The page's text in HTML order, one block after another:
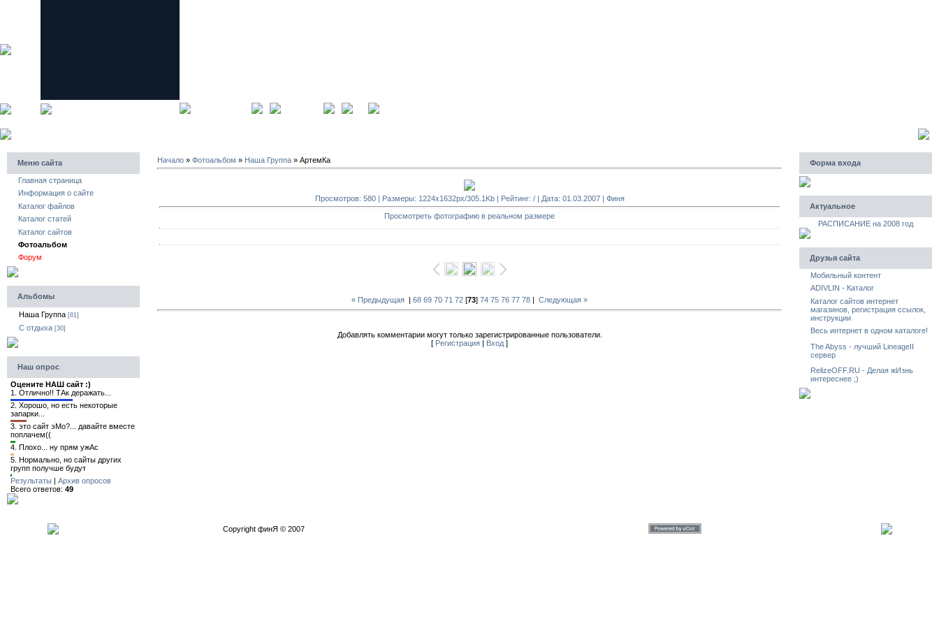
Меню сайта
Главная страница
Информация о сайте
Каталог файлов
Каталог статей
Каталог сайтов
Фотоальбом
Форум
Альбомы
Наша Группа [81]
C отдыха [30]
Наш опрос
Оцените НАШ сайт :)
1. Отлично!! ТАк деражать...
2. Хорошо, но есть некоторые
запарки...
3. это сайт эМо?... давайте вместе
поплачем((
4. Плохо... ну прям ужАс
5. Нормально, но сайты других
групп получше будут
Результаты | Архив опросов
Всего ответов: 49
Начало » Фотоальбом » Наша Группа » АртемКа
Просмотров: 580 | Размеры: 1224x1632px/305.1Kb | Рейтинг: / | Дата: 01.03.2007 | Финя
Просмотреть фотографию в реальном размере
« Предыдущая | 68 69 70 71 72 [73] 74 75 76 77 78 | Следующая »
Добавлять комментарии могут только зарегистрированные пользователи.
[ Регистрация Вход ]
Форма входа
Актуальное
РАСПИСАНИЕ на 2008 год
Друзья сайта
Мобильный контент
ADIVLIN - Каталог
Каталог сайтов интернет
магазинов, регистрация ссылок,
инструкции
Весь интернет в одном каталоге!
The Abyss - лучший LineageII
сервер
RelizeOFF.RU - Делая жИзнь
интереснее ;)
Copyright финЯ © 2007